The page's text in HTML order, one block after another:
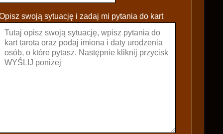
e
a
e
swoją sytuację i zadaj mi pytania do kart